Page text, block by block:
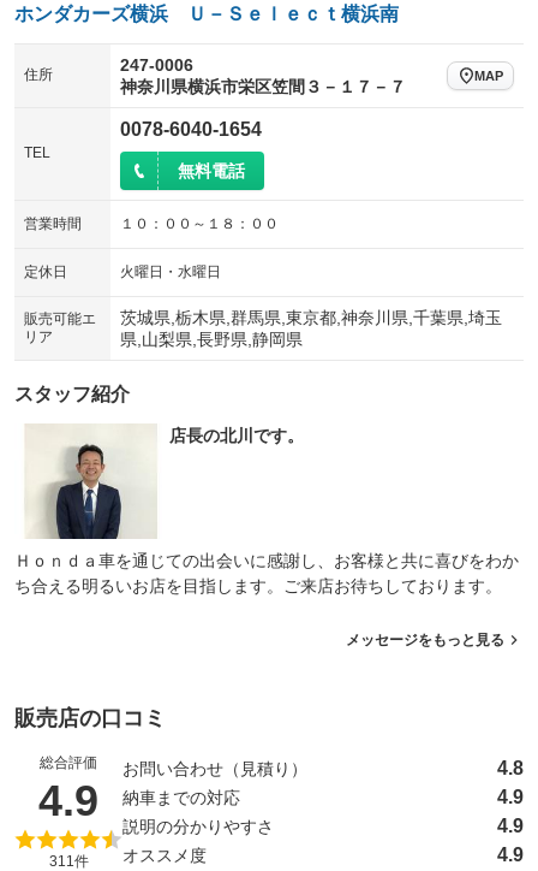
ホンダカーズ横浜 Ｕ－Ｓｅｌｅｃｔ横浜南
住所
247-0006
神奈川県横浜市栄区笠間３－１７－７
MAP
TEL
0078-6040-1654
無料電話
営業時間 １０：００～１８：００
定休日 火曜日・水曜日
販売可能エ
リア
茨城県,栃木県,群馬県,東京都,神奈川県,千葉県,埼玉
県,山梨県,長野県,静岡県
スタッフ紹介
店長の北川です。
Ｈｏｎｄａ車を通じての出会いに感謝し、お客様と共に喜びをわか
ち合える明るいお店を目指します。ご来店お待ちしております。
メッセージをもっと見る
販売店の口コミ
総合評価
4.9 （5点満点中）
311件
お問い合わせ（見積り） 4.8
納車までの対応 4.9
説明の分かりやすさ 4.9
オススメ度 4.9